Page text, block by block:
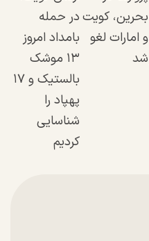
بحرین، کویت
و امارات لغو
شد
در حمله
بامداد امروز
۱۳ موشک
بالستیک و ۱۷
پهپاد را
شناسایی
کردیم